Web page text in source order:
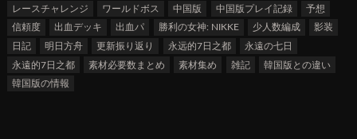
レースチャレンジ
ワールドボス 中国版 中国版プレイ記録
予想
信頼度
出血デッキ 出血パ 勝利の女神: NIKKE 少人数編成
影装
日記
明日方舟 更新振り返り 永远的7日之都
永遠の七日
永遠的7日之都
素材必要数まとめ 素材集め 雑記
韓国版との違い
韓国版の情報